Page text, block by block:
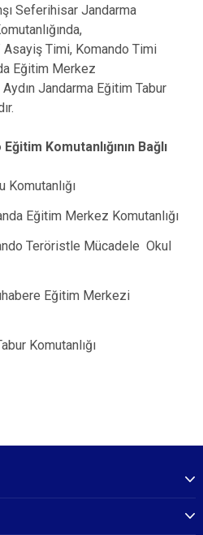
Seferihisar Jandarma
Timi, Komando Timi
Eğitim Merkez
Aydın Jandarma Eğitim Tabur
Komutanlığının Bağlı
Komutanlığı
Eğitim Merkez Komutanlığı
Teröristle Mücadele Okul
Eğitim Merkezi
Komutanlığı